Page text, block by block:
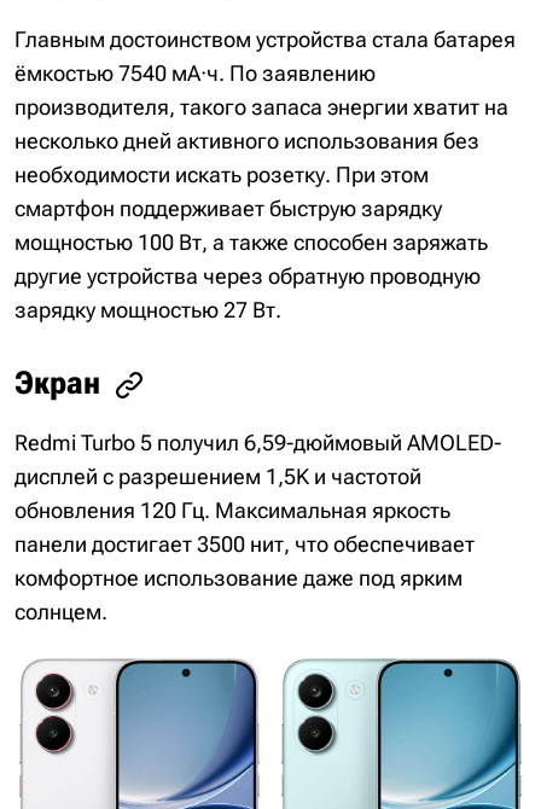
Главным достоинством устройства стала батарея
ёмкостью 7540 мА·ч. По заявлению
производителя, такого запаса энергии хватит на
несколько дней активного использования без
необходимости искать розетку. При этом
смартфон поддерживает быструю зарядку
мощностью 100 Вт, а также способен заряжать
другие устройства через обратную проводную
зарядку мощностью 27 Вт.
Экран
Redmi Turbo 5 получил 6,59-дюймовый AMOLED-
дисплей с разрешением 1,5K и частотой
обновления 120 Гц. Максимальная яркость
панели достигает 3500 нит, что обеспечивает
комфортное использование даже под ярким
солнцем.